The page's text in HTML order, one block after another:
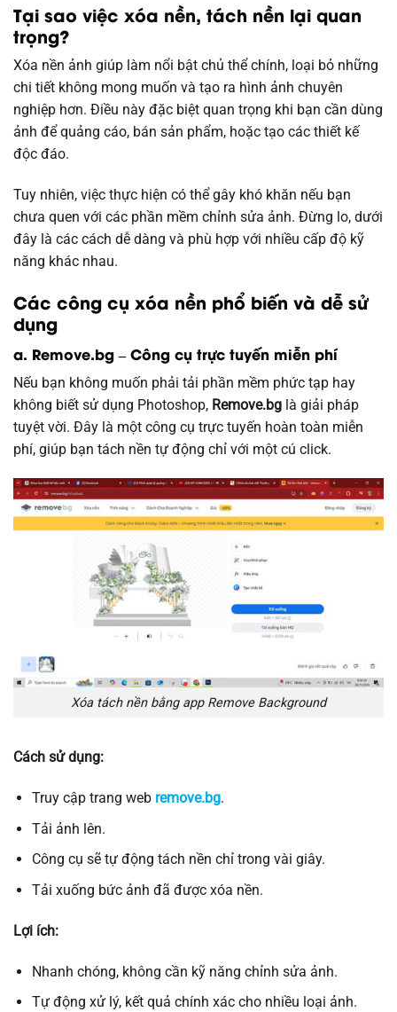
Tại sao việc xóa nền, tách nền lại quan
trọng?
Xóa nền ảnh giúp làm nổi bật chủ thể chính, loại bỏ những
chi tiết không mong muốn và tạo ra hình ảnh chuyên
nghiệp hơn. Điều này đặc biệt quan trọng khi bạn cần dùng
ảnh để quảng cáo, bán sản phẩm, hoặc tạo các thiết kế
độc đáo.
Tuy nhiên, việc thực hiện có thể gây khó khăn nếu bạn
chưa quen với các phần mềm chỉnh sửa ảnh. Đừng lo, dưới
đây là các cách dễ dàng và phù hợp với nhiều cấp độ kỹ
năng khác nhau.
Các công cụ xóa nền phổ biến và dễ sử
dụng
a. Remove.bg – Công cụ trực tuyến miễn phí
Nếu bạn không muốn phải tải phần mềm phức tạp hay
không biết sử dụng Photoshop, Remove.bg là giải pháp
tuyệt vời. Đây là một công cụ trực tuyến hoàn toàn miễn
phí, giúp bạn tách nền tự động chỉ với một cú click.
Xóa tách nền bằng app Remove Background
Cách sử dụng:
Truy cập trang web remove.bg.
Tải ảnh lên.
Công cụ sẽ tự động tách nền chỉ trong vài giây.
Tải xuống bức ảnh đã được xóa nền.
Lợi ích:
Nhanh chóng, không cần kỹ năng chỉnh sửa ảnh.
Tự động xử lý, kết quả chính xác cho nhiều loại ảnh.